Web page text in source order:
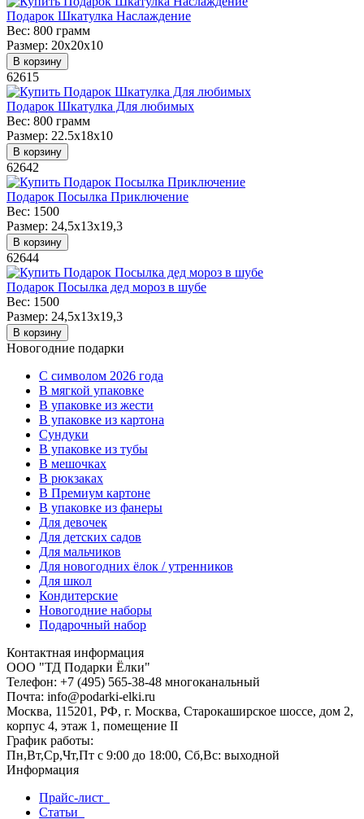
Подарок Шкатулка Наслаждение
Вес: 800 грамм
Размер: 20х20х10
В корзину
62615
Подарок Шкатулка Для любимых
Вес: 800 грамм
Размер: 22.5x18x10
В корзину
62642
Подарок Посылка Приключение
Вес: 1500
Размер: 24,5x13x19,3
В корзину
62644
Подарок Посылка дед мороз в шубе
Вес: 1500
Размер: 24,5x13x19,3
В корзину
Новогодние подарки
C символом 2026 года
В мягкой упаковке
В упаковке из жести
В упаковке из картона
Сундуки
В упаковке из тубы
В мешочках
В рюкзаках
В Премиум картоне
В упаковке из фанеры
Для девочек
Для детских садов
Для мальчиков
Для новогодних ёлок / утренников
Для школ
Кондитерские
Новогодние наборы
Подарочный набор
Контактная информация
ООО "ТД Подарки Ёлки"
Телефон: +7 (495) 565-38-48 многоканальный
Почта: info@podarki-elki.ru
Москва, 115201, РФ, г. Москва, Старокаширское шоссе, дом 2,
корпус 4, этаж 1, помещение II
График работы:
Пн,Вт,Ср,Чт,Пт с 9:00 до 18:00, Сб,Вс: выходной
Информация
Прайс-лист
Статьи